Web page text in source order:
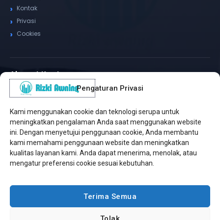
Pengaturan Privasi
Kami menggunakan cookie dan teknologi serupa untuk
meningkatkan pengalaman Anda saat menggunakan website
ini. Dengan menyetujui penggunaan cookie, Anda membantu
kami memahami penggunaan website dan meningkatkan
kualitas layanan kami. Anda dapat menerima, menolak, atau
mengatur preferensi cookie sesuai kebutuhan.
Terima Semua
Kontak
Privasi
Cookies
Alamat Kantor
✆ WhatsApp / Telepon
Pusat Sukabumi
Sukamanis, Kadudampit, Sukabumi
Cabang Jakarta
Kembangan, Jakarta Barat
Sektor A3, Tangerang Selatan